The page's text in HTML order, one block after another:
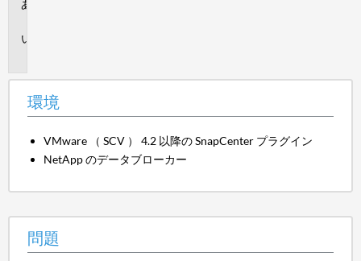
環境
VMware （ SCV ） 4.2 以降の SnapCenter プラグイン
NetApp のデータブローカー
問題